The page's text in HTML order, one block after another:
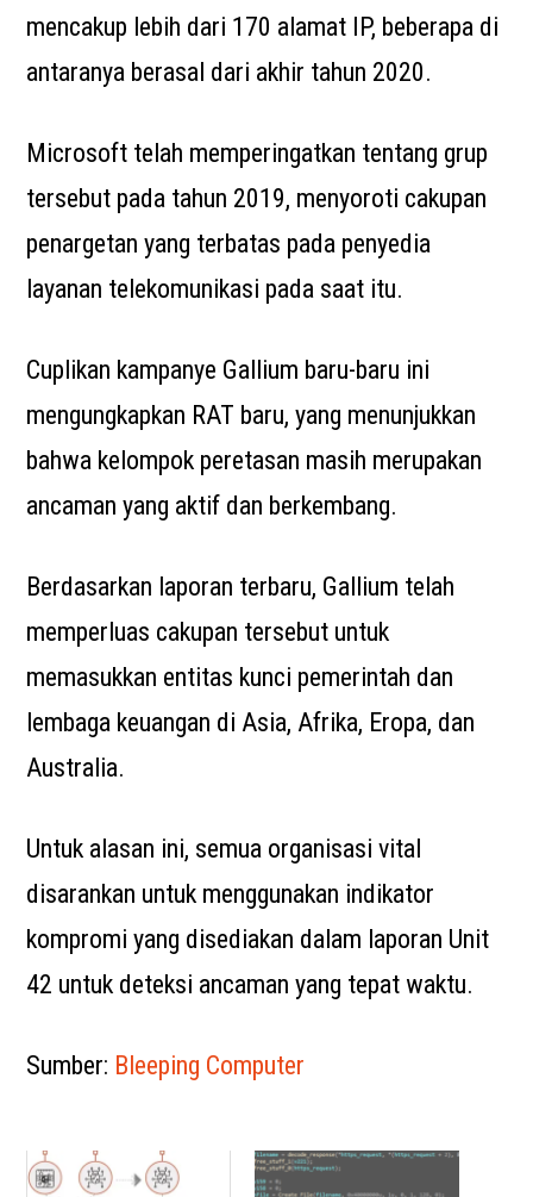
mencakup lebih dari 170 alamat IP, beberapa di
antaranya berasal dari akhir tahun 2020.
Microsoft telah memperingatkan tentang grup
tersebut pada tahun 2019, menyoroti cakupan
penargetan yang terbatas pada penyedia
layanan telekomunikasi pada saat itu.
Cuplikan kampanye Gallium baru-baru ini
mengungkapkan RAT baru, yang menunjukkan
bahwa kelompok peretasan masih merupakan
ancaman yang aktif dan berkembang.
Berdasarkan laporan terbaru, Gallium telah
memperluas cakupan tersebut untuk
memasukkan entitas kunci pemerintah dan
lembaga keuangan di Asia, Afrika, Eropa, dan
Australia.
Untuk alasan ini, semua organisasi vital
disarankan untuk menggunakan indikator
kompromi yang disediakan dalam laporan Unit
42 untuk deteksi ancaman yang tepat waktu.
Sumber: Bleeping Computer